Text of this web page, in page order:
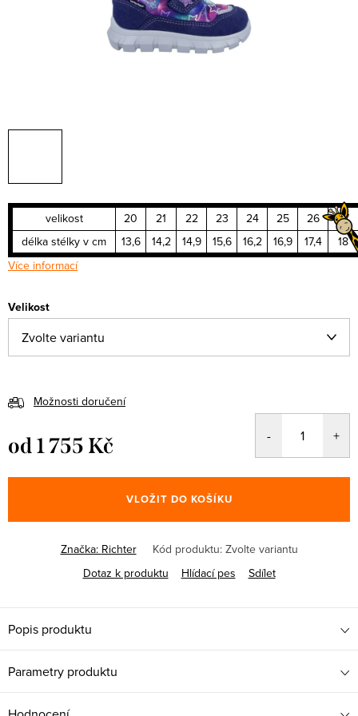
velikost 20 21 22 23 24 25 26
27
délka stélky v cm
13,6 14,2 14,9 15,6 16,2 16,9 17,4
18
Více informací
Velikost
Možnosti doručení
od1 755 Kč
cena:
VLOŽIT DO KOŠÍKU
Značka: Richter Kód produktu: Zvolte variantu
Dotaz k produktu
Hlídací pes Sdílet
Popis produktu
Parametry produktu